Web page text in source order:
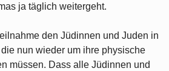
ja täglich weitergeht.
den Jüdinnen und Juden in
nun wieder um ihre physische
müssen. Dass alle Jüdinnen und